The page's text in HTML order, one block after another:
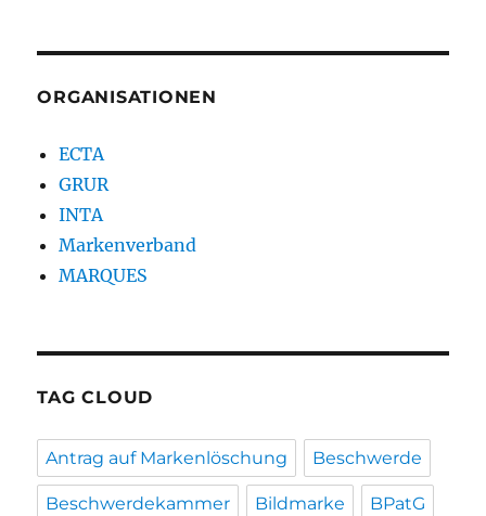
ORGANISATIONEN
ECTA
GRUR
INTA
Markenverband
MARQUES
TAG CLOUD
Antrag auf Markenlöschung Beschwerde
Beschwerdekammer Bildmarke BPatG